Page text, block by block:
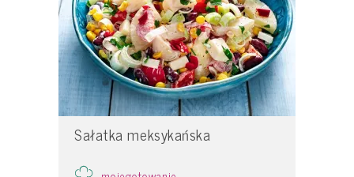
Sałatka meksykańska